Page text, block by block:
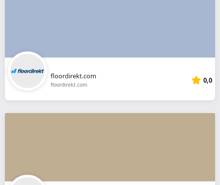
floordirekt.com
floordirekt.com 0,0